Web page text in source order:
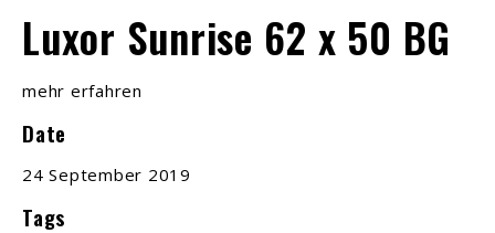
Luxor Sunrise 62 x 50 BG
mehr erfahren
Date
24 September 2019
Tags